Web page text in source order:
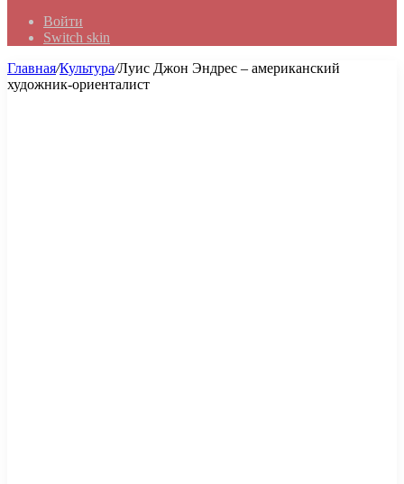
Войти
Switch skin
Главная/Культура/Луис Джон Эндрес – американский
художник-ориенталист